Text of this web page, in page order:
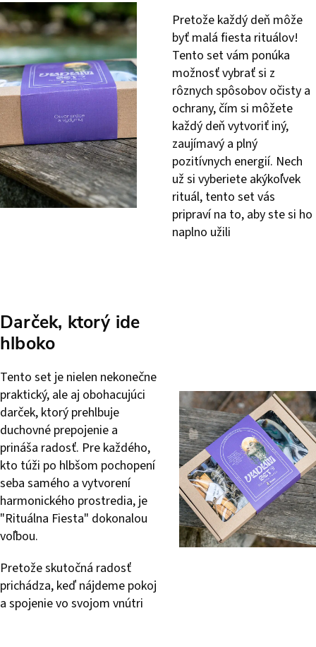
Pretože každý deň môže
byť malá fiesta rituálov!
Tento set vám ponúka
možnosť vybrať si z
rôznych spôsobov očisty a
ochrany, čím si môžete
každý deň vytvoriť iný,
zaujímavý a plný
pozitívnych energií. Nech
už si vyberiete akýkoľvek
rituál, tento set vás
pripraví na to, aby ste si ho
naplno užili
Darček, ktorý ide
hlboko
Tento set je nielen nekonečne
praktický, ale aj obohacujúci
darček, ktorý prehlbuje
duchovné prepojenie a
prináša radosť. Pre každého,
kto túži po hlbšom pochopení
seba samého a vytvorení
harmonického prostredia, je
"Rituálna Fiesta" dokonalou
voľbou.
Pretože skutočná radosť
prichádza, keď nájdeme pokoj
a spojenie vo svojom vnútri